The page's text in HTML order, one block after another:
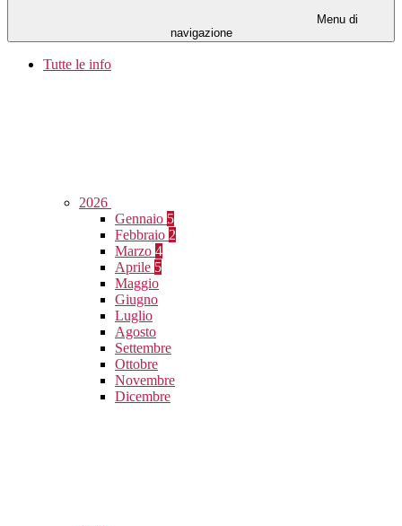
Menu di
navigazione
Tutte le info
2026
Gennaio 5
Febbraio 2
Marzo 4
Aprile 5
Maggio
Giugno
Luglio
Agosto
Settembre
Ottobre
Novembre
Dicembre